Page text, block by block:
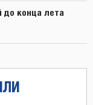
до конца лета